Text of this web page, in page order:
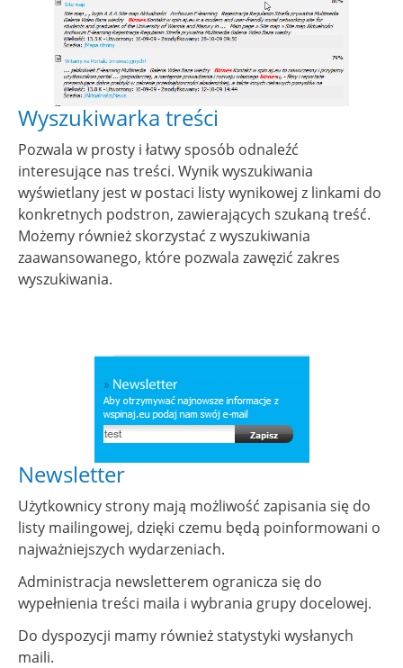
Wyszukiwarka treści
Pozwala w prosty i łatwy sposób odnaleźć
interesujące nas treści. Wynik wyszukiwania
wyświetlany jest w postaci listy wynikowej z linkami do
konkretnych podstron, zawierających szukaną treść.
Możemy również skorzystać z wyszukiwania
zaawansowanego, które pozwala zawęzić zakres
wyszukiwania.
Newsletter
Użytkownicy strony mają możliwość zapisania się do
listy mailingowej, dzięki czemu będą poinformowani o
najważniejszych wydarzeniach.
Administracja newsletterem ogranicza się do
wypełnienia treści maila i wybrania grupy docelowej.
Do dyspozycji mamy również statystyki wysłanych
maili.